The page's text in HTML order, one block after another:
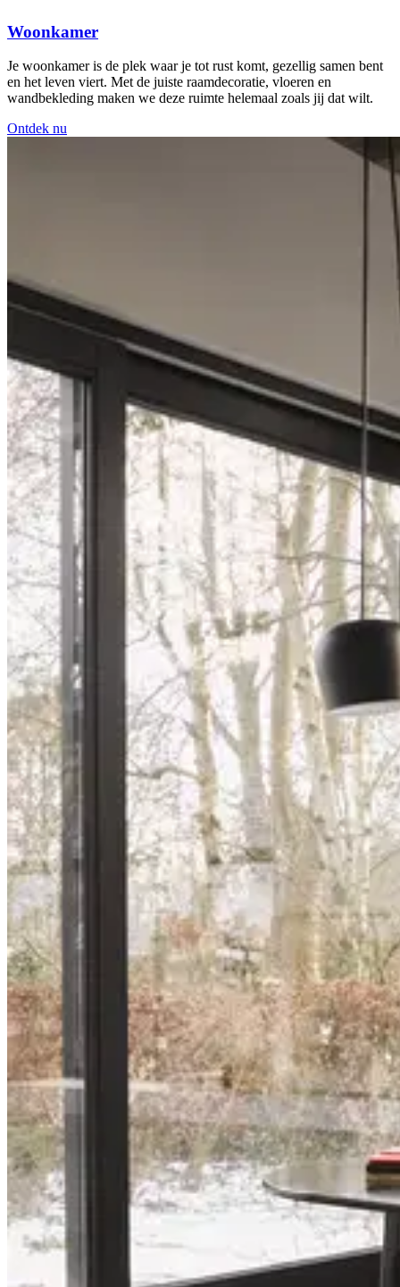
Woonkamer
Je woonkamer is de plek waar je tot rust komt, gezellig samen bent
en het leven viert. Met de juiste raamdecoratie, vloeren en
wandbekleding maken we deze ruimte helemaal zoals jij dat wilt.
Ontdek nu